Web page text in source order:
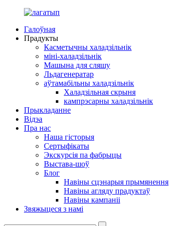
Галоўная
Прадукты
Касметычны халадзільнік
міні-халадзільнік
Машына для сляшу
Льдагенератар
аўтамабільны халадзільнік
Халадзільная скрыня
кампрэсарны халадзільнік
Прыкладанне
Відэа
Пра нас
Наша гісторыя
Сертыфікаты
Экскурсія па фабрыцы
Выстава-шоў
Блог
Навіны сцэнарыя прымянення
Навіны агляду прадуктаў
Навіны кампаніі
Звяжыцеся з намі